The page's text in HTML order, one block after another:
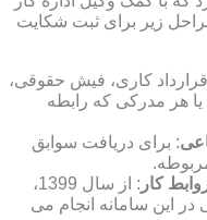
زیر برای ثبت شکایت
کاری، فیش حقوقی،
هر مدرکی که رابطه
: برای دریافت سوابق
کار
: از سال 1399،
این سامانه انجام می